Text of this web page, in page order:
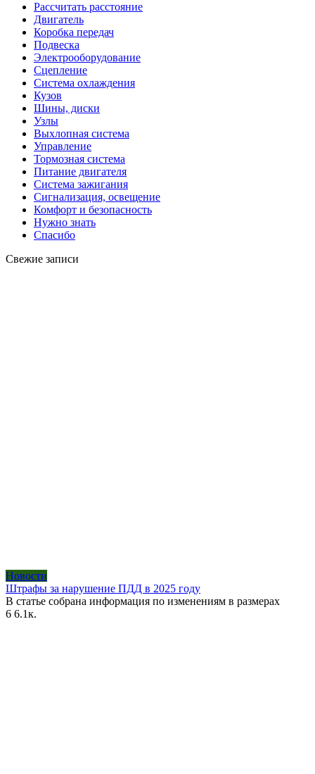
Рассчитать расстояние
Двигатель
Коробка передач
Подвеска
Электрооборудование
Сцепление
Система охлаждения
Кузов
Шины, диски
Узлы
Выхлопная система
Управление
Тормозная система
Питание двигателя
Система зажигания
Сигнализация, освещение
Комфорт и безопасность
Нужно знать
Спасибо
Свежие записи
Новости
Штрафы за нарушение ПДД в 2025 году
В статье собрана информация по изменениям в размерах
6 6.1к.